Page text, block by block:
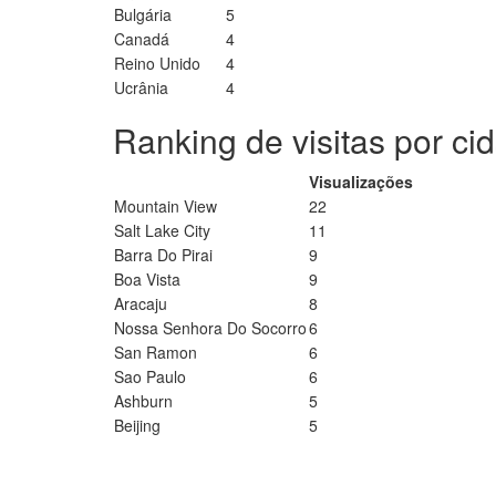
Bulgária
5
Canadá
4
Reino Unido
4
Ucrânia
4
Ranking de visitas por
Visualizações
Mountain View
22
Salt Lake City
11
Barra Do Pirai
9
Boa Vista
9
Aracaju
8
Nossa Senhora Do Socorro6
San Ramon
6
Sao Paulo
6
Ashburn
5
Beijing
5